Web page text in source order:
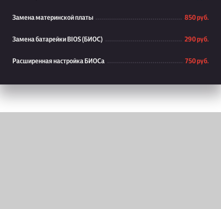
Замена материнской платы 850 руб.
Замена батарейки BIOS (БИОС) 290 руб.
Расширенная настройка БИОСа 750 руб.